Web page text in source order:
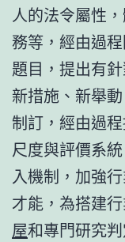
人的法令屬性
務等，經由過
題目，提出有
新措施、新舉
制訂，經由過
尺度與評價系
入機制，加強
才能，為搭建
屋和專門研究判